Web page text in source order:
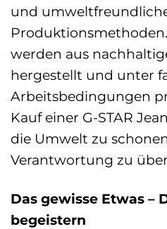
und
werden aus
hergestellt und unter
Arbeitsbedingungen
Kauf einer G-STAR
die Umwelt zu
Verantwortung zu
Das gewisse Etwas –
begeistern